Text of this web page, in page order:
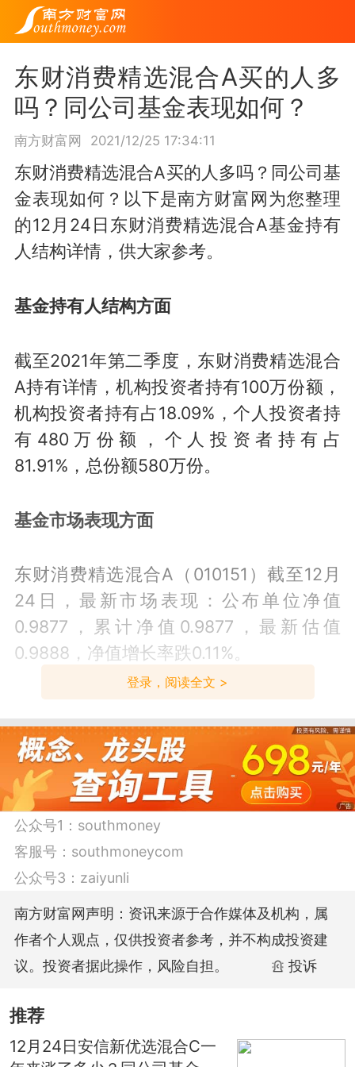
东财消费精选混合A买的人多
吗？同公司基金表现如何？
南方财富网 2021/12/25 17:34:11
东财消费精选混合A买的人多吗？同公司基
金表现如何？以下是南方财富网为您整理
的12月24日东财消费精选混合A基金持有
人结构详情，供大家参考。
基金持有人结构方面
截至2021年第二季度，东财消费精选混合
A持有详情，机构投资者持有100万份额，
机构投资者持有占18.09%，个人投资者持
有480万份额，个人投资者持有占
81.91%，总份额580万份。
基金市场表现方面
东财消费精选混合A（010151）截至12月
24日，最新市场表现：公布单位净值
0.9877，累计净值0.9877，最新估值
0.9888，净值增长率跌0.11%。
截至2021年12月20日，基金同公司按单位
净值排名前五有：东财创业板A基金，指数
型-股票，最新单位净值为1.8537，累计净
值1.8537；东财创业板C基金，指数型-股
票，最新单位净值为1.8456，累计净值
票，最新单位净值为1.5364，累计净值
1.5364等。
作，风险自担，基金有风险，投资需谨
慎。
登录，阅读全文 >
公众号1： southmoney
客服号： southmoneycom
公众号3： zaiyunli
南方财富网声明：资讯来源于合作媒体及机构，属
作者个人观点，仅供投资者参考，并不构成投资建
议。投资者据此操作，风险自担。
投诉
推荐
12月24日安信新优选混合C一